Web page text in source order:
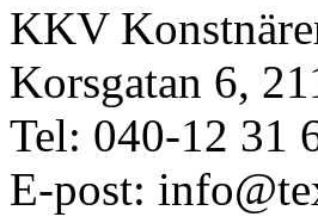
KKV
Korsgatan 6,
Tel: 040-12 31
E-post: